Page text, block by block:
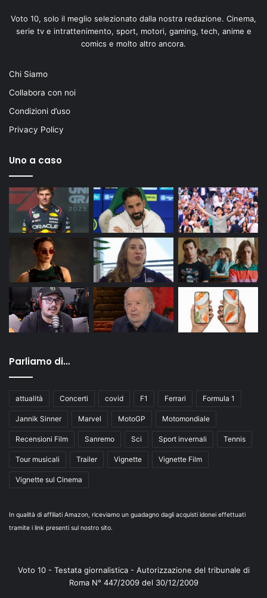
Voto 10, solo il meglio selezionato dalla nostra redazione. Cinema,
serie tv e intrattenimento, sport, motori, gaming, tech, anime e
comics e molto altro ancora.
Chi Siamo
Collabora con noi
Condizioni d’uso
Privacy Policy
Uno a caso
Parliamo di…
attualità Concerti covid F1 Ferrari Formula 1
Jannik Sinner Marvel MotoGP Motomondiale
Recensioni Film Sanremo Sci Sport invernali Tennis
Tour musicali Trailer Vignette Vignette Film
Vignette sul Cinema
In qualità di affiliati Amazon, riceviamo un guadagno dagli acquisti idonei effettuati
tramite i link presenti sul nostro sito.
Voto 10 - Testata giornalistica - Autorizzazione del tribunale di
Roma N° 447/2009 del 30/12/2009